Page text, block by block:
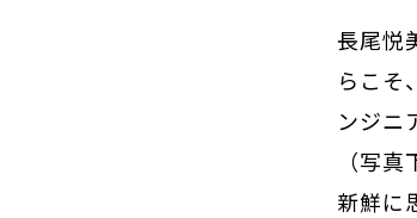
長尾悦
らこそ
ンジニ
（写
新鮮に